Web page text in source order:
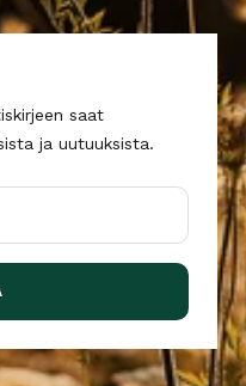
saat
ja uutuuksista.